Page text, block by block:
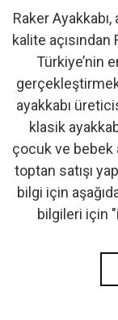
- İlk Adım &
- Babetler
Raker
kalite
Türkiye’nin
ayakkabı
klasik
çocuk ve bebek
toptan satışı
bilgi için
bilgileri için